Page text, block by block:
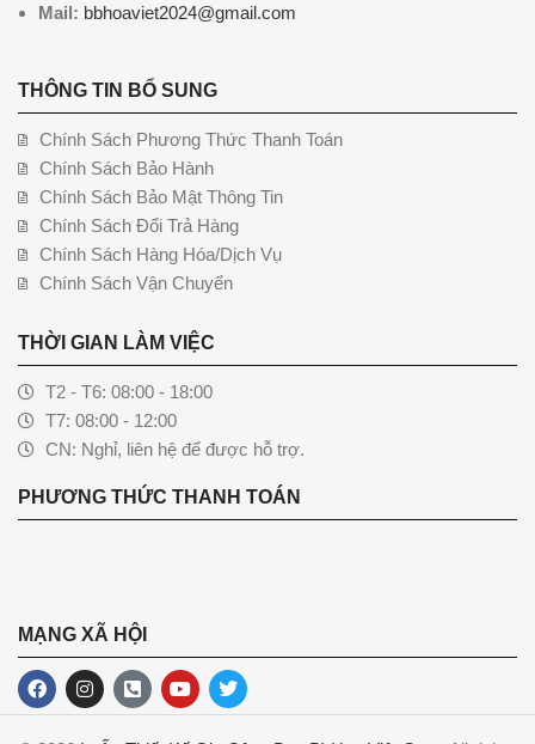
Mail: bbhoaviet2024@gmail.com
THÔNG TIN BỔ SUNG
Chính Sách Phương Thức Thanh Toán
Chính Sách Bảo Hành
Chính Sách Bảo Mật Thông Tin
Chính Sách Đổi Trả Hàng
Chính Sách Hàng Hóa/Dịch Vụ
Chính Sách Vận Chuyển
THỜI GIAN LÀM VIỆC
T2 - T6: 08:00 - 18:00
T7: 08:00 - 12:00
CN: Nghỉ, liên hệ để được hỗ trợ.
PHƯƠNG THỨC THANH TOÁN
MẠNG XÃ HỘI